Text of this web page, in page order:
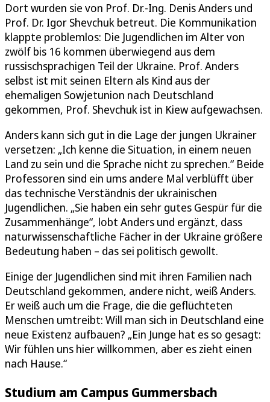
Dort wurden sie von Prof. Dr.-Ing. Denis Anders und
Prof. Dr. Igor Shevchuk betreut. Die Kommunikation
klappte problemlos: Die Jugendlichen im Alter von
zwölf bis 16 kommen überwiegend aus dem
russischsprachigen Teil der Ukraine. Prof. Anders
selbst ist mit seinen Eltern als Kind aus der
ehemaligen Sowjetunion nach Deutschland
gekommen, Prof. Shevchuk ist in Kiew aufgewachsen.
Anders kann sich gut in die Lage der jungen Ukrainer
versetzen: „Ich kenne die Situation, in einem neuen
Land zu sein und die Sprache nicht zu sprechen.“ Beide
Professoren sind ein ums andere Mal verblüfft über
das technische Verständnis der ukrainischen
Jugendlichen. „Sie haben ein sehr gutes Gespür für die
Zusammenhänge“, lobt Anders und ergänzt, dass
naturwissenschaftliche Fächer in der Ukraine größere
Bedeutung haben – das sei politisch gewollt.
Einige der Jugendlichen sind mit ihren Familien nach
Deutschland gekommen, andere nicht, weiß Anders.
Er weiß auch um die Frage, die die geflüchteten
Menschen umtreibt: Will man sich in Deutschland eine
neue Existenz aufbauen? „Ein Junge hat es so gesagt:
Wir fühlen uns hier willkommen, aber es zieht einen
nach Hause.“
Studium am Campus Gummersbach